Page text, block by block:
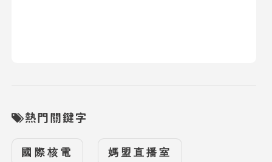
熱門關鍵字
國際核電 媽盟直播室